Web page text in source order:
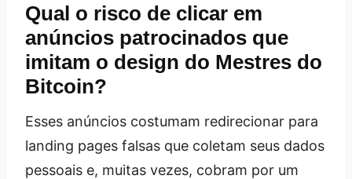
Qual o risco de clicar em
anúncios patrocinados que
imitam o design do Mestres do
Bitcoin?
Esses anúncios costumam redirecionar para
landing pages falsas que coletam seus dados
pessoais e, muitas vezes, cobram por um